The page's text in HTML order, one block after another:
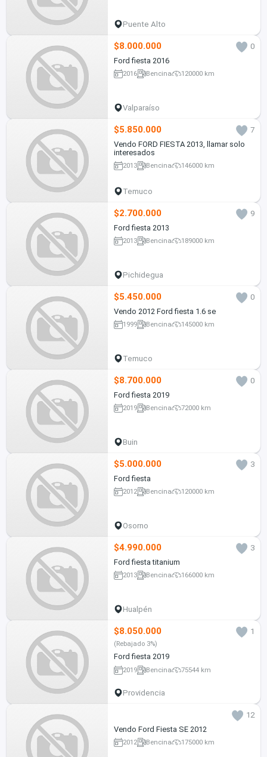
Puente Alto
$8.000.000
0
Ford fiesta 2016
2016 Bencina 120000 km
Valparaíso
$5.850.000
7
Vendo FORD FIESTA 2013, llamar solo
interesados
2013 Bencina 146000 km
Temuco
$2.700.000
9
Ford fiesta 2013
2013 Bencina 189000 km
Pichidegua
$5.450.000
0
Vendo 2012 Ford fiesta 1.6 se
1999 Bencina 145000 km
Temuco
$8.700.000
0
Ford fiesta 2019
2019 Bencina 72000 km
Buin
$5.000.000
3
Ford fiesta
2012 Bencina 120000 km
Osorno
$4.990.000
3
Ford fiesta titanium
2013 Bencina 166000 km
Hualpén
$8.050.000 1
(Rebajado 3%)
Ford fiesta 2019
2019 Bencina 75544 km
Providencia
12
Vendo Ford Fiesta SE 2012
2012 Bencina 175000 km